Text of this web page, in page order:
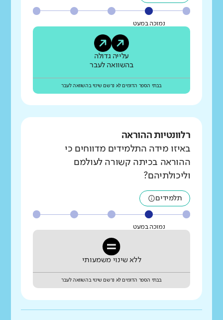
נמוכה במעט
עלייה גדולה
בהשוואה לעבר
בבתי הספר הדומים לא נרשם שינוי בהשוואה לעבר
רלוונטיות ההוראה
באיזו מידה התלמידים מדווחים כי
ההוראה בכיתה קשורה לעולמם
וליכולתיהם?
תלמידים
נמוכה במעט
ללא שינוי משמעותי
בבתי הספר הדומים לא נרשם שינוי בהשוואה לעבר